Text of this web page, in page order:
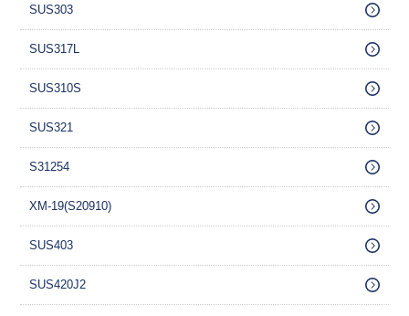
SUS303
SUS317L
SUS310S
SUS321
S31254
XM-19(S20910)
SUS403
SUS420J2